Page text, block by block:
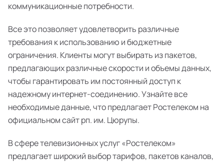
коммуникационные потребности.
Все это позволяет удовлетворить различные
требования к использованию и бюджетные
ограничения. Клиенты могут выбирать из пакетов,
предлагающих различные скорости и объемы данных,
чтобы гарантировать им постоянный доступ к
надежному интернет-соединению. Узнайте все
необходимые данные, что предлагает Ростелеком на
официальном сайт рп. им. Цюрупы.
В сфере телевизионных услуг «Ростелеком»
предлагает широкий выбор тарифов, пакетов каналов,